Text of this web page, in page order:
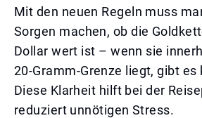
Mit den neuen Regeln muss
Sorgen machen, ob die
Dollar wert ist – wenn sie
20-Gramm-Grenze liegt, gibt es
Diese Klarheit hilft bei der
reduziert unnötigen Stress.